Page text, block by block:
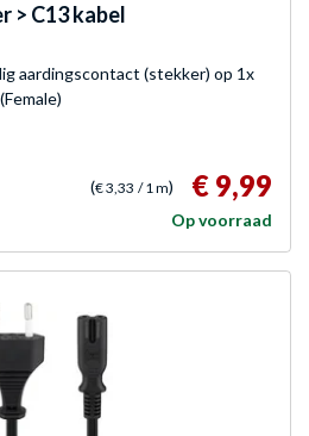
> C13 kabel
aardingscontact (stekker) op 1x
(€ 3,33 / 1 m) € 9,99
Op voorraad